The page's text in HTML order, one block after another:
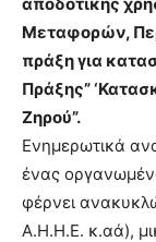
Μεταφορών,
πράξη για
Πράξης”
Ζηρού”.
Ενημερωτικά
ένας
φέρνει
Α.Η.Η.Ε. κ.αά),